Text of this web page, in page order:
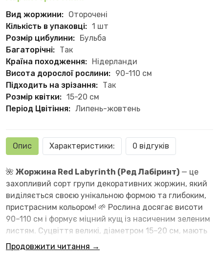
Вид жоржини: Оторочені
Кількість в упаковці: 1 шт
Розмір цибулини: Бульба
Багаторічні: Так
Країна походження: Нідерланди
Висота дорослої рослини: 90-110 см
Підходить на зрізання: Так
Розмір квітки: 15-20 см
Період Цвітіння: Липень-жовтень
Опис Характеристики: 0 відгуків
🌺 Жоржина Red Labyrinth (Ред Лабіринт) — це
захопливий сорт групи декоративних жоржин, який
виділяється своєю унікальною формою та глибоким,
пристрасним кольором! 🌱 Рослина досягає висоти
90–110 см і формує міцний кущ із насиченим зеленим
листям. Суцвіття великі, діаметром 15–20 см, мають
дуже цікаву будову: пелюстки витончено закручені
Продовжити читання →